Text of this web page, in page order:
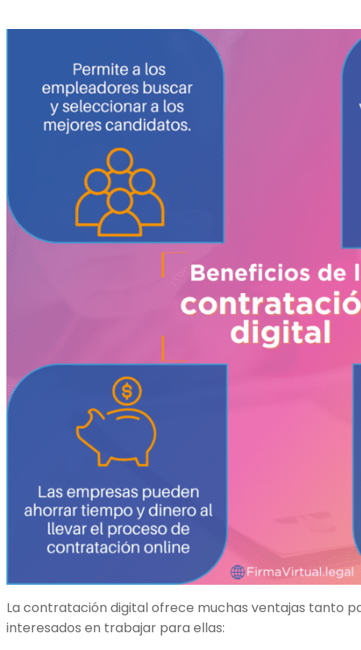
La contratación digital ofrece muchas ventajas tanto
interesados en trabajar para ellas: